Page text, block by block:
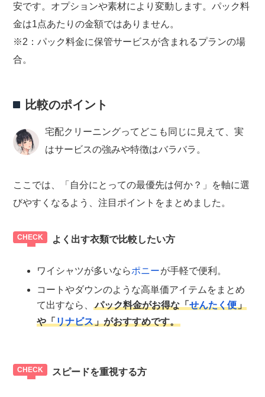
安です。オプションや素材により変動します。パック料
金は1点あたりの金額ではありません。
※2：パック料金に保管サービスが含まれるプランの場
合。
比較のポイント
宅配クリーニングってどこも同じに見えて、実
はサービスの強みや特徴はバラバラ。
ここでは、「自分にとっての最優先は何か？」を軸に選
びやすくなるよう、注目ポイントをまとめました。
よく出す衣類で比較したい方
ワイシャツが多いならポニーが手軽で便利。
コートやダウンのような高単価アイテムをまとめ
て出すなら、パック料金がお得な「せんたく便」
や「リナビス」がおすすめです。
スピードを重視する方